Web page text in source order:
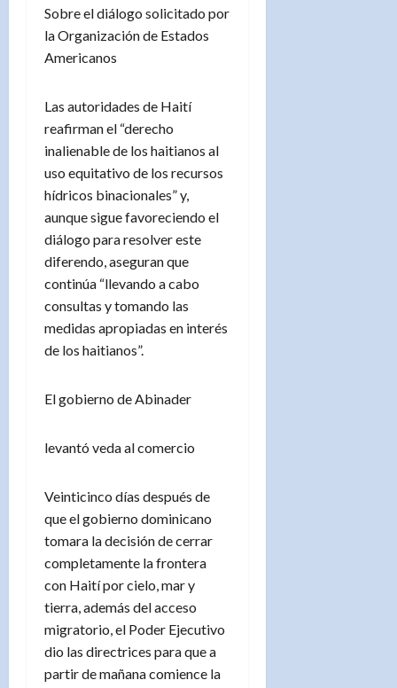
Sobre el diálogo solicitado por
la Organización de Estados
Americanos
Las autoridades de Haití
reafirman el “derecho
inalienable de los haitianos al
uso equitativo de los recursos
hídricos binacionales” y,
aunque sigue favoreciendo el
diálogo para resolver este
diferendo, aseguran que
continúa “llevando a cabo
consultas y tomando las
medidas apropiadas en interés
de los haitianos”.
El gobierno de Abinader
levantó veda al comercio
Veinticinco días después de
que el gobierno dominicano
tomara la decisión de cerrar
completamente la frontera
con Haití por cielo, mar y
tierra, además del acceso
migratorio, el Poder Ejecutivo
dio las directrices para que a
partir de mañana comience la